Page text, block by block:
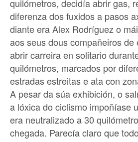
quilómetros, decidía abrir gas,
diferenza dos fuxidos a pasos
diante era Alex Rodríguez o
aos seus dous compañeiros de
abrir carreira en solitario
quilómetros, marcados por
estradas estreitas e ata con
A pesar da súa exhibición, o
a lóxica do ciclismo impoñíase
era neutralizado a 30
chegada. Parecía claro que